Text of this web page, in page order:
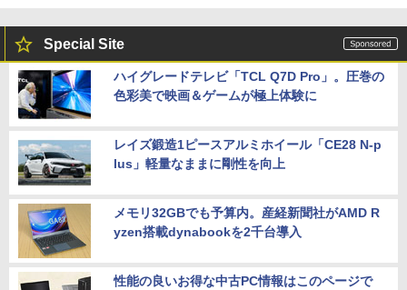
Special Site
ハイグレードテレビ「TCL Q7D Pro」。圧巻の
色彩美で映画＆ゲームが極上体験に
レイズ鍛造1ピースアルミホイール「CE28 N-p
lus」軽量なままに剛性を向上
メモリ32GBでも予算内。産経新聞社がAMD R
yzen搭載dynabookを2千台導入
性能の良いお得な中古PC情報はこのページで